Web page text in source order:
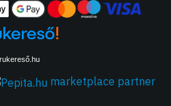
marketplace partner